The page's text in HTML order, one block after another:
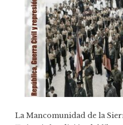
La Mancomunidad de la